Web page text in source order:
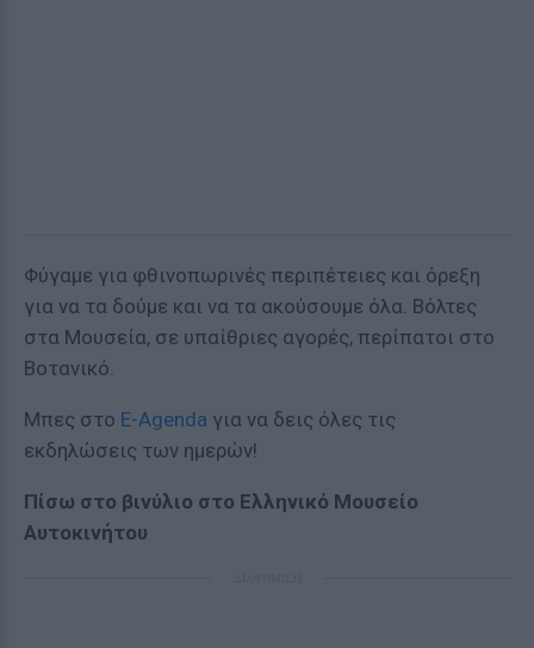
Φύγαμε για φθινοπωρινές περιπέτειες και όρεξη
για να τα δούμε και να τα ακούσουμε όλα. Βόλτες
στα Μουσεία, σε υπαίθριες αγορές, περίπατοι στο
Βοτανικό.
Μπες στο E-Agenda για να δεις όλες τις
εκδηλώσεις των ημερών!
Πίσω στο βινύλιο στο Ελληνικό Μουσείο
Αυτοκινήτου